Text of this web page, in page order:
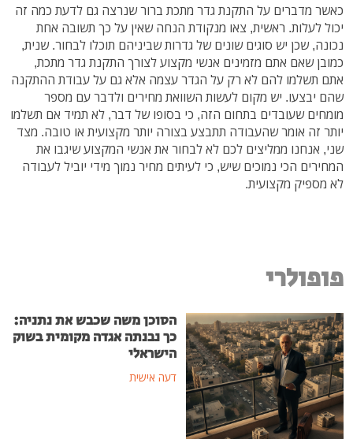
כאשר מדברים על התקנת גדר מתכת ברור שנרצה גם לדעת כמה זה
יכול לעלות. ראשית, צאו מנקודת הנחה שאין על כך תשובה אחת
נכונה, שכן יש סוגים שונים של גדרות שביניהם תוכלו לבחור. שנית,
כמובן שאם אתם מזמינים אנשי מקצוע לצורך התקנת גדר מתכת,
אתם תשלמו להם לא רק על הגדר עצמה אלא גם על עבודת ההתקנה
שהם יבצעו. יש מקום לעשות השוואת מחירים ולדבר עם מספר
מומחים שעובדים בתחום הזה, כי בסופו של דבר, לא תמיד אם תשלמו
יותר זה אומר שהעבודה תתבצע בצורה יותר מקצועית או טובה. מצד
שני, אנחנו ממליצים לכם לא לבחור את אנשי המקצוע שיגבו את
המחירים הכי נמוכים שיש, כי לעיתים מחיר נמוך מידי יוביל לעבודה
לא מספיק מקצועית.
פופולרי
הסוכן משה שכבש את נתניה:
כך נבנתה אגדה מקומית בשוק
הישראלי
דעה אישית